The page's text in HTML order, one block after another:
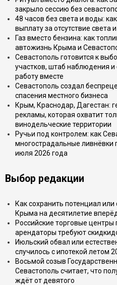
закрыло сессию без
48 часов без света и воды:
выплату за отсутствие света
Газ вместо бензина: как
автожизнь Крыма и
Севастополь готовится к
участков, штаб наблюдения
работу вместе
Севастополь создал
спасения местного бизнеса
Крым, Краснодар, Дагестан:
рекламы, которая охватит
винодельческие территории
Ручьи под контролем: как
многострадальные ливнёвки
июля 2026 года
Выбор редакции
Как сохранить потенциал или
Крыма на десятилетие
Российские торговые
арендаторы требуют
Июльский обвал или
случилось с ипотекой летом
Восьмой созыв
Севастополь считает, что
ждёт от девятого